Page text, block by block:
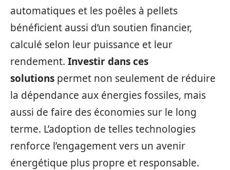
automatiques et les poêles à pellets
bénéficient aussi d’un soutien financier,
calculé selon leur puissance et leur
rendement. Investir dans ces
solutions permet non seulement de réduire
la dépendance aux énergies fossiles, mais
aussi de faire des économies sur le long
terme. L’adoption de telles technologies
renforce l’engagement vers un avenir
énergétique plus propre et responsable.